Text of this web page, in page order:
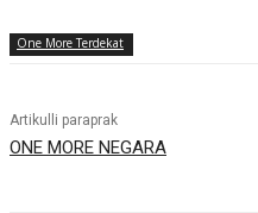
One More Terdekat
Artikulli paraprak
ONE MORE NEGARA